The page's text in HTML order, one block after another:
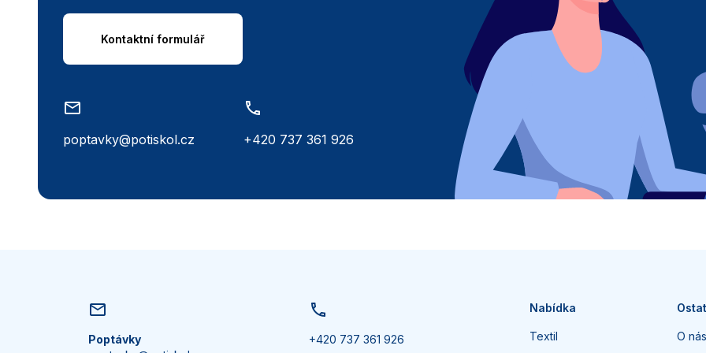
Kontaktní formulář
poptavky@potiskol.cz +420 737 361 926
Poptávky
+420 737 361 926
Nabídka
Textil
O nás